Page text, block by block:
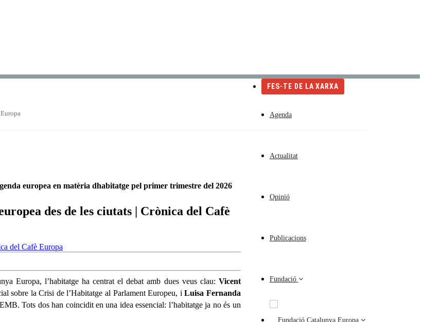
FES-TE DE LA XARXA
Agenda
Actualitat
Opinió
Publicacions
Fundació
europea en matèria dhabitatge pel primer trimestre del 2026
des de les ciutats | Crònica del Cafè
Europa, l’habitatge ha centrat el debat amb dues veus clau: Vicent
sobre la Crisi de l’Habitatge al Parlament Europeu, iLuisa Fernanda
Tots dos han coincidit en una idea essencial: l’habitatge ja no és un